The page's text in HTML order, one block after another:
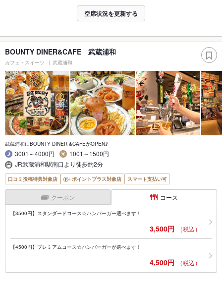
空席状況を更新する
BOUNTY DINER&CAFE 武蔵浦和
カフェ・スイーツ 武蔵浦和
武蔵浦和にBOUNTY DINER &CAFEがOPEN♪
3001～4000円
1001～1500円
JR武蔵浦和駅南口より徒歩約2分
口コミ投稿特典対象店 ポイントプラス対象店 スマート支払い可
クーポン コース
【3500円】スタンダードコース☆ハンバーガー選べます！
3,500円 （税込）
【4500円】プレミアムコース☆ハンバーガーが選べます！
4,500円 （税込）